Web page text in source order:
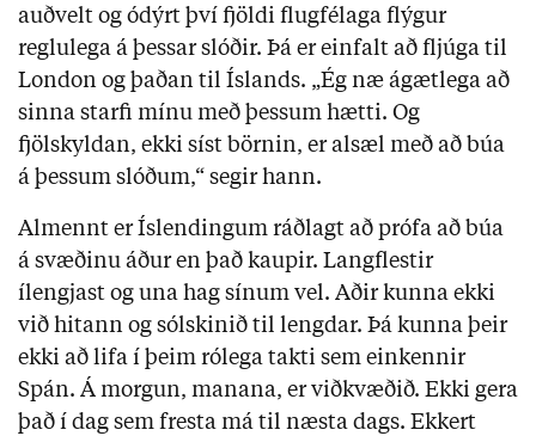
auðvelt og ódýrt því fjöldi flugfélaga flýgur
reglulega á þessar slóðir. Þá er einfalt að fljúga til
London og þaðan til Íslands. „Ég næ ágætlega að
sinna starfi mínu með þessum hætti. Og
fjölskyldan, ekki síst börnin, er alsæl með að búa
á þessum slóðum,“ segir hann.
Almennt er Íslendingum ráðlagt að prófa að búa
á svæðinu áður en það kaupir. Langflestir
ílengjast og una hag sínum vel. Aðir kunna ekki
við hitann og sólskinið til lengdar. Þá kunna þeir
ekki að lifa í þeim rólega takti sem einkennir
Spán. Á morgun, manana, er viðkvæðið. Ekki gera
það í dag sem fresta má til næsta dags. Ekkert